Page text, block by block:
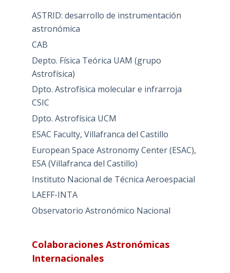
ASTRID: desarrollo de instrumentación
astronómica
CAB
Depto. Física Teórica UAM (grupo
Astrofísica)
Dpto. Astrofísica molecular e infrarroja
CSIC
Dpto. Astrofísica UCM
ESAC Faculty, Villafranca del Castillo
European Space Astronomy Center (ESAC),
ESA (Villafranca del Castillo)
Instituto Nacional de Técnica Aeroespacial
LAEFF-INTA
Observatorio Astronómico Nacional
Colaboraciones Astronómicas
Internacionales